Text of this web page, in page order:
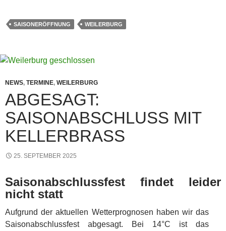
SAISONERÖFFNUNG WEILERBURG
NEWS, TERMINE, WEILERBURG
ABGESAGT:
SAISONABSCHLUSS MIT
KELLERBRASS
25. SEPTEMBER 2025
Saisonabschlussfest findet leider
nicht statt
Aufgrund der aktuellen Wetterprognosen haben wir das
Saisonabschlussfest abgesagt. Bei 14°C ist das